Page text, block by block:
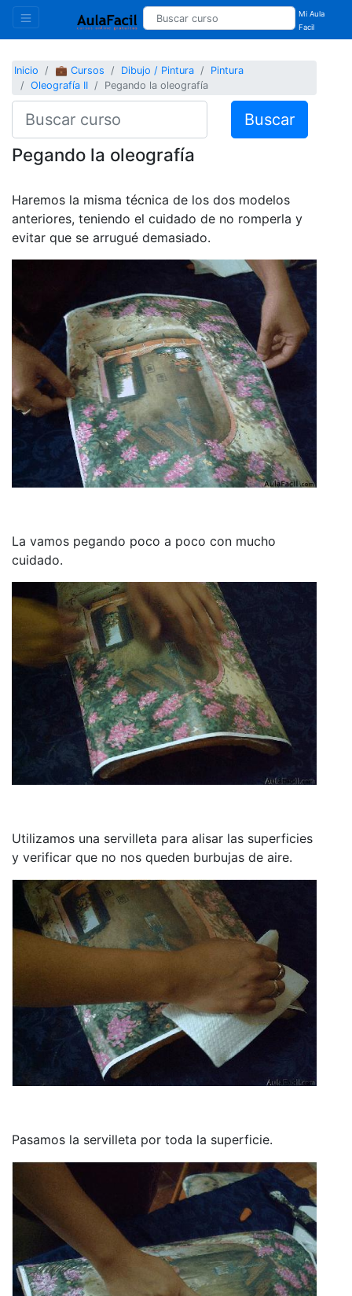
Mi Aula
Facil
Inicio 💼 Cursos Dibujo / Pintura
Pintura
Oleografía II
Pegando la oleografía
Buscar
Pegando la oleografía
Haremos la misma técnica de los dos modelos
anteriores, teniendo el cuidado de no romperla y
evitar que se arrugué demasiado.
La vamos pegando poco a poco con mucho
cuidado.
Utilizamos una servilleta para alisar las superficies
y verificar que no nos queden burbujas de aire.
Pasamos la servilleta por toda la superficie.